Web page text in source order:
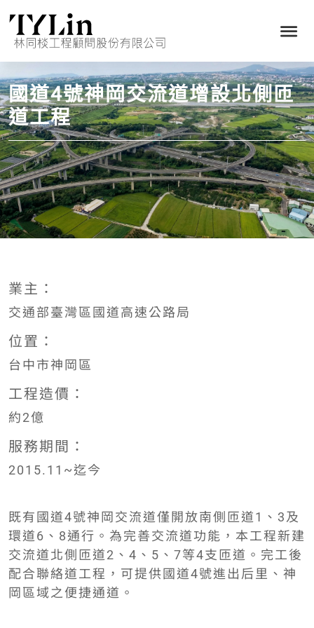
國道4號神岡交流道增設北側匝
道工程
業主：
交通部臺灣區國道高速公路局
位置：
台中市神岡區
工程造價：
約2億
服務期間：
2015.11~迄今
既有國道4號神岡交流道僅開放南側匝道1、3及
環道6、8通行。為完善交流道功能，本工程新建
交流道北側匝道2、4、5、7等4支匝道。完工後
配合聯絡道工程，可提供國道4號進出后里、神
岡區域之便捷通道。